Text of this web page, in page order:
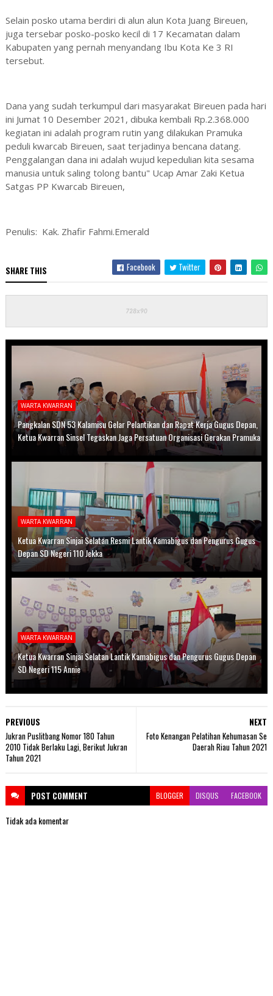
Selain posko utama berdiri di alun alun Kota Juang Bireuen,
juga tersebar posko-posko kecil di 17 Kecamatan dalam
Kabupaten yang pernah menyandang Ibu Kota Ke 3 RI
tersebut.
Dana yang sudah terkumpul dari masyarakat Bireuen pada hari
ini Jumat 10 Desember 2021, dibuka kembali Rp.2.368.000
kegiatan ini adalah program rutin yang dilakukan Pramuka
peduli kwarcab Bireuen, saat terjadinya bencana datang.
Penggalangan dana ini adalah wujud kepedulian kita sesama
manusia untuk saling tolong bantu" Ucap Amar Zaki Ketua
Satgas PP Kwarcab Bireuen,
Penulis: Kak. Zhafir Fahmi.Emerald
SHARE THIS Facebook Twitter
WARTA KWARRAN
Pangkalan SDN 53 Kalamisu Gelar Pelantikan dan Rapat Kerja Gugus Depan,
Ketua Kwarran Sinsel Tegaskan Jaga Persatuan Organisasi Gerakan Pramuka
WARTA KWARRAN
Ketua Kwarran Sinjai Selatan Resmi Lantik Kamabigus dan Pengurus Gugus
Depan SD Negeri 110 Jekka
WARTA KWARRAN
Ketua Kwarran Sinjai Selatan Lantik Kamabigus dan Pengurus Gugus Depan
SD Negeri 115 Annie
NEXT
Foto Kenangan Pelatihan Kehumasan Se
Daerah Riau Tahun 2021
PREVIOUS
Jukran Puslitbang Nomor 180 Tahun
2010 Tidak Berlaku Lagi, Berikut Jukran
Tahun 2021
POST COMMENT BLOGGER DISQUS FACEBOOK
Tidak ada komentar